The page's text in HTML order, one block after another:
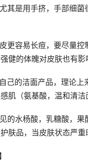
其是用手挤，手部细
更容易长痘，要尽量
健的体魄对皮肤也有影
己的洁面产品，理论
肌（氨基酸，温和清洁
的水杨酸，乳糖酸，
肤品，当皮肤状态严重